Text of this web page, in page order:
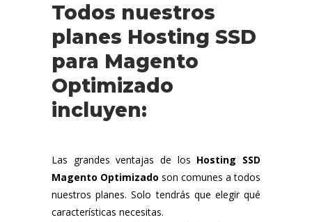
Todos nuestros
planes Hosting SSD
para Magento
Optimizado
incluyen:
Las grandes ventajas de los Hosting SSD
Magento Optimizado son comunes a todos
nuestros planes. Solo tendrás que elegir qué
características necesitas.